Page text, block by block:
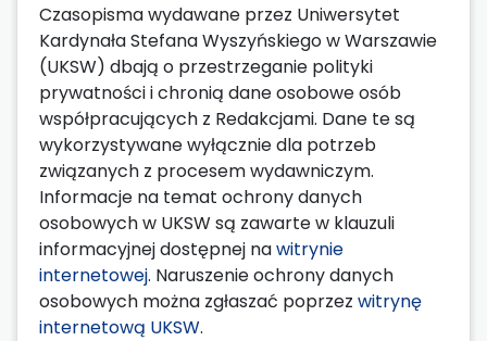
Czasopisma wydawane przez Uniwersytet
Kardynała Stefana Wyszyńskiego w Warszawie
(UKSW) dbają o przestrzeganie polityki
prywatności i chronią dane osobowe osób
współpracujących z Redakcjami. Dane te są
wykorzystywane wyłącznie dla potrzeb
związanych z procesem wydawniczym.
Informacje na temat ochrony danych
osobowych w UKSW są zawarte w klauzuli
informacyjnej dostępnej nawitrynie
internetowej. Naruszenie ochrony danych
osobowych można zgłaszać poprzez witrynę
internetową UKSW.